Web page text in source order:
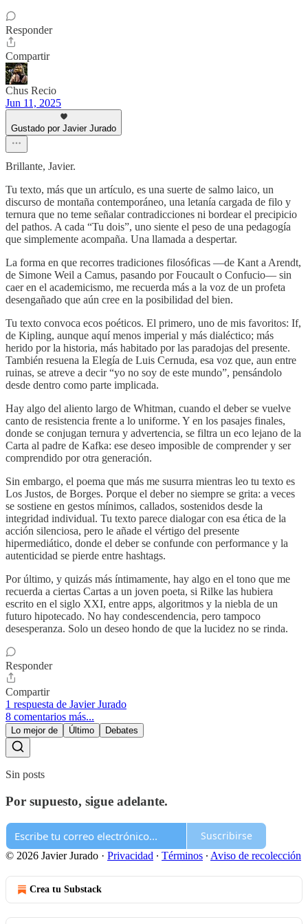
Responder
Compartir
Chus Recio
Jun 11, 2025
Gustado por Javier Jurado
Brillante, Javier.
Tu texto, más que un artículo, es una suerte de salmo laico, un
discurso de montaña contemporáneo, una letanía cargada de filo y
ternura que no teme señalar contradicciones ni bordear el precipicio
del pathos. A cada “Tu dois”, uno siente el peso de una pedagogía
que simplemente acompaña. Una llamada a despertar.
La forma en que recorres tradiciones filosóficas —de Kant a Arendt,
de Simone Weil a Camus, pasando por Foucault o Confucio— sin
caer en el academicismo, me recuerda más a la voz de un profeta
desengañado que aún cree en la posibilidad del bien.
Tu texto convoca ecos poéticos. El primero, uno de mis favoritos: If,
de Kipling, aunque aquí menos imperial y más dialéctico; más
herido por la historia, más habitado por las paradojas del presente.
También resuena la Elegía de Luis Cernuda, esa voz que, aun entre
ruinas, se atreve a decir “yo no soy de este mundo”, pensándolo
desde dentro como parte implicada.
Hay algo del aliento largo de Whitman, cuando el deber se vuelve
canto de resistencia frente a lo uniforme. Y en los pasajes finales,
donde se conjugan ternura y advertencia, se filtra un eco lejano de la
Carta al padre de Kafka: ese deseo imposible de comprender y ser
comprendido por otra generación.
Sin embargo, el poema que más me susurra mientras leo tu texto es
Los Justos, de Borges. Porque el deber no siempre se grita: a veces
se sostiene en gestos mínimos, callados, sostenidos desde la
integridad individual. Tu texto parece dialogar con esa ética de la
acción silenciosa, pero le añade el vértigo del presente
hipermediático, donde el deber se confunde con performance y la
autenticidad se pierde entre hashtags.
Por último, y quizás más íntimamente, hay algo en el tono que me
recuerda a ciertas Cartas a un joven poeta, si Rilke las hubiera
escrito en el siglo XXI, entre apps, algoritmos y la niebla de un
futuro hipotecado. No hay condescendencia, pero tampoco
desesperanza. Solo un deseo hondo de que la lucidez no se rinda.
Responder
Compartir
1 respuesta de Javier Jurado
8 comentarios más...
Lo mejor de Último Debates
Sin posts
Por supuesto, sigue adelante.
Suscribirse
© 2026 Javier Jurado · Privacidad ∙ Términos ∙ Aviso de recolección
Crea tu Substack